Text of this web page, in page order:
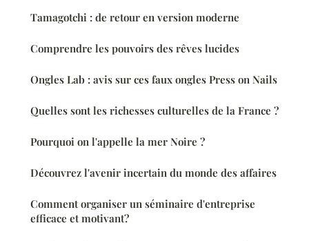
Tamagotchi : de retour en version moderne
Comprendre les pouvoirs des rêves lucides
Ongles Lab : avis sur ces faux ongles Press on Nails
Quelles sont les richesses culturelles de la France ?
Pourquoi on l'appelle la mer Noire ?
Découvrez l'avenir incertain du monde des affaires
Comment organiser un séminaire d'entreprise
efficace et motivant?